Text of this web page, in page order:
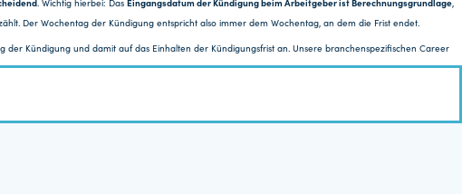
. Wichtig hierbei: Das Eingangsdatum der Kündigung beim Arbeitgeber ist Berechnungsgrundlage,
Der Wochentag der Kündigung entspricht also immer dem Wochentag, an dem die Frist endet.
Kündigung und damit auf das Einhalten der Kündigungsfrist an. Unsere branchenspezifischen Career